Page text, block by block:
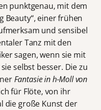
punktgenau, mit dem
Beauty“, einer frühen
und sensibel
Tanz mit den
sagen, wenn sie mit
selbst besser. Die zu
Fantasie in h-Moll von
für Flöte, von ihr
die große Kunst der